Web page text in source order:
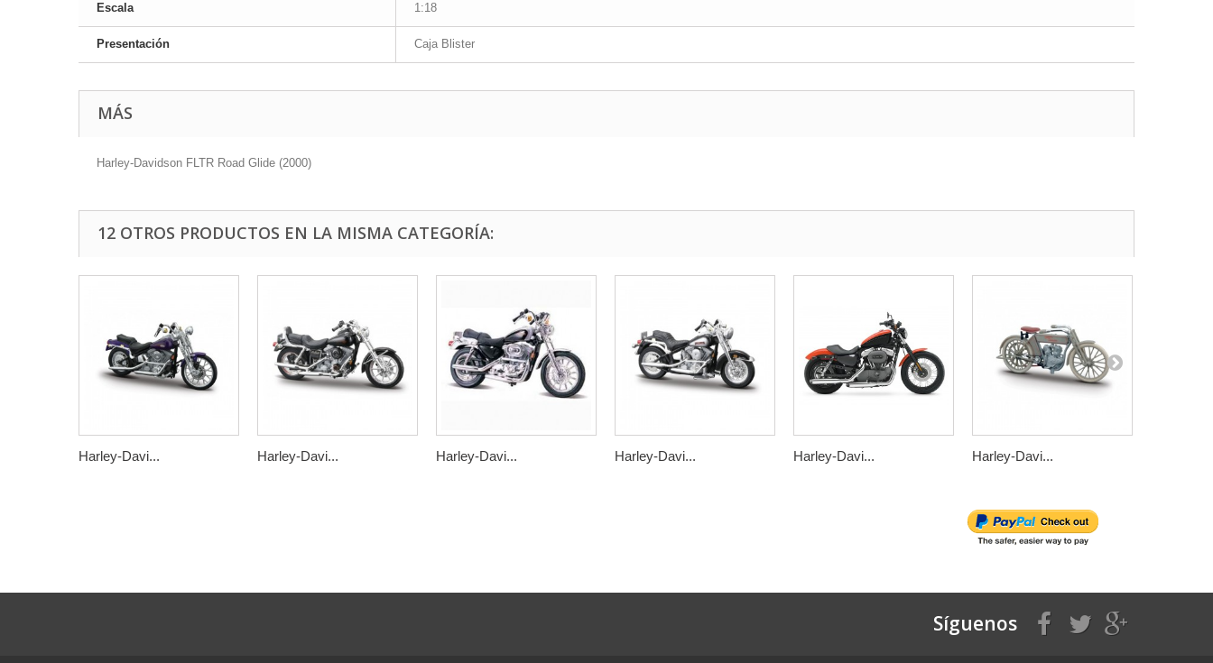
Escala 1:18
Presentación Caja Blister
MÁS
Harley-Davidson FLTR Road Glide (2000)
12 OTROS PRODUCTOS EN LA MISMA CATEGORÍA:
Harley-Davi... Harley-Davi... Harley-Davi... Harley-Davi... Harley-Davi... Harley-Davi...
Síguenos